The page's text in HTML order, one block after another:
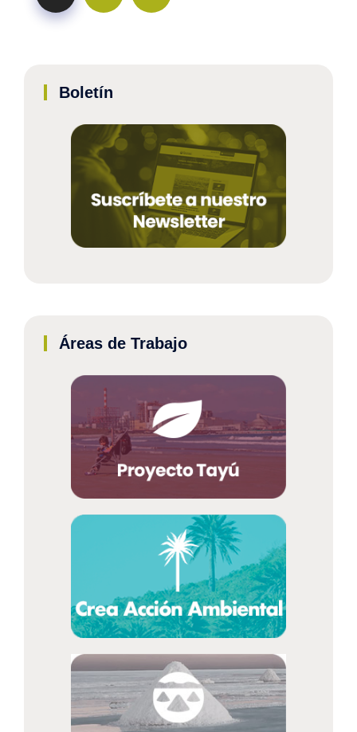
Boletín
Áreas de Trabajo